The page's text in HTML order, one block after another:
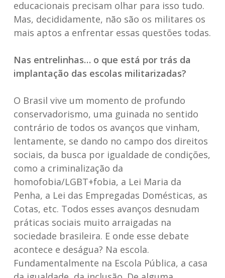
educacionais precisam olhar para isso tudo.
Mas, decididamente, não são os militares os
mais aptos a enfrentar essas questões todas.
Nas entrelinhas… o que está por trás da
implantação das escolas militarizadas?
O Brasil vive um momento de profundo
conservadorismo, uma guinada no sentido
contrário de todos os avanços que vinham,
lentamente, se dando no campo dos direitos
sociais, da busca por igualdade de condições,
como a criminalização da
homofobia/LGBT+fobia, a Lei Maria da
Penha, a Lei das Empregadas Domésticas, as
Cotas, etc. Todos esses avanços desnudam
práticas sociais muito arraigadas na
sociedade brasileira. E onde esse debate
acontece e deságua? Na escola.
Fundamentalmente na Escola Pública, a casa